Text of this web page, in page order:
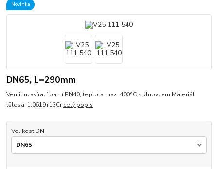
Novinka
DN65, L=290mm
Ventil uzavírací parní PN40, teplota max. 400°C s vlnovcem Materiál
tělesa: 1.0619+13Crcelý popis
Velikost DN